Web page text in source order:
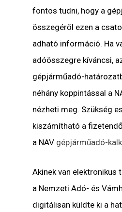
fontos tudni, hogy a
összegéről ezen a
adható információ. Ha
adóösszegre kíváncsi,
gépjárműadó-
néhány koppintással a
nézheti meg. Szükség
kiszámítható a
a NAV gépjárműadó-
Akinek van elektronikus
a Nemzeti Adó- és
digitálisan küldte ki a